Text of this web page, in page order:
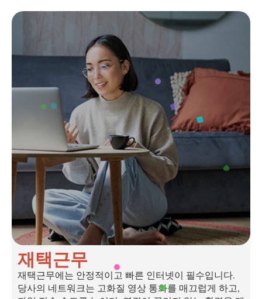
재택근무
재택근무에는 안정적이고 빠른 인터넷이 필수입니다.
당사의 네트워크는 고화질 영상 통화를 매끄럽게 하고,